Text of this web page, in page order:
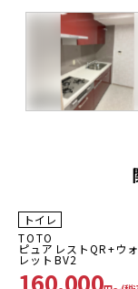
最大50
トイレ
TOTO
ピュアレストQR+ウ
レットBV2